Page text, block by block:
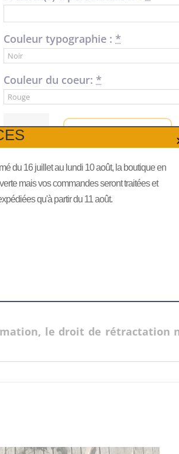
Couleur typographie : *
Couleur du coeur: *
de
Tote
Bag
"Maman
d'amour"
Ajouter au panier
le droit de
du 16 juillet au lundi 10 août, la boutique en
mais vos commandes seront traitées et
qu'à partir du 11 août.